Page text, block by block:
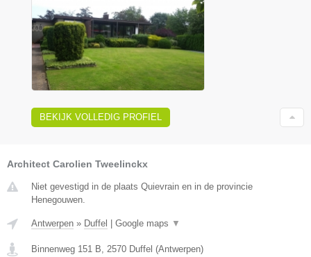
BEKIJK VOLLEDIG PROFIEL
Architect Carolien Tweelinckx
Niet gevestigd in de plaats Quievrain en in de provincie
Henegouwen.
Antwerpen » Duffel Google maps ▼
Binnenweg 151 B, 2570 Duffel (Antwerpen)